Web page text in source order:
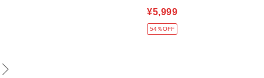
¥5,999
54％OFF